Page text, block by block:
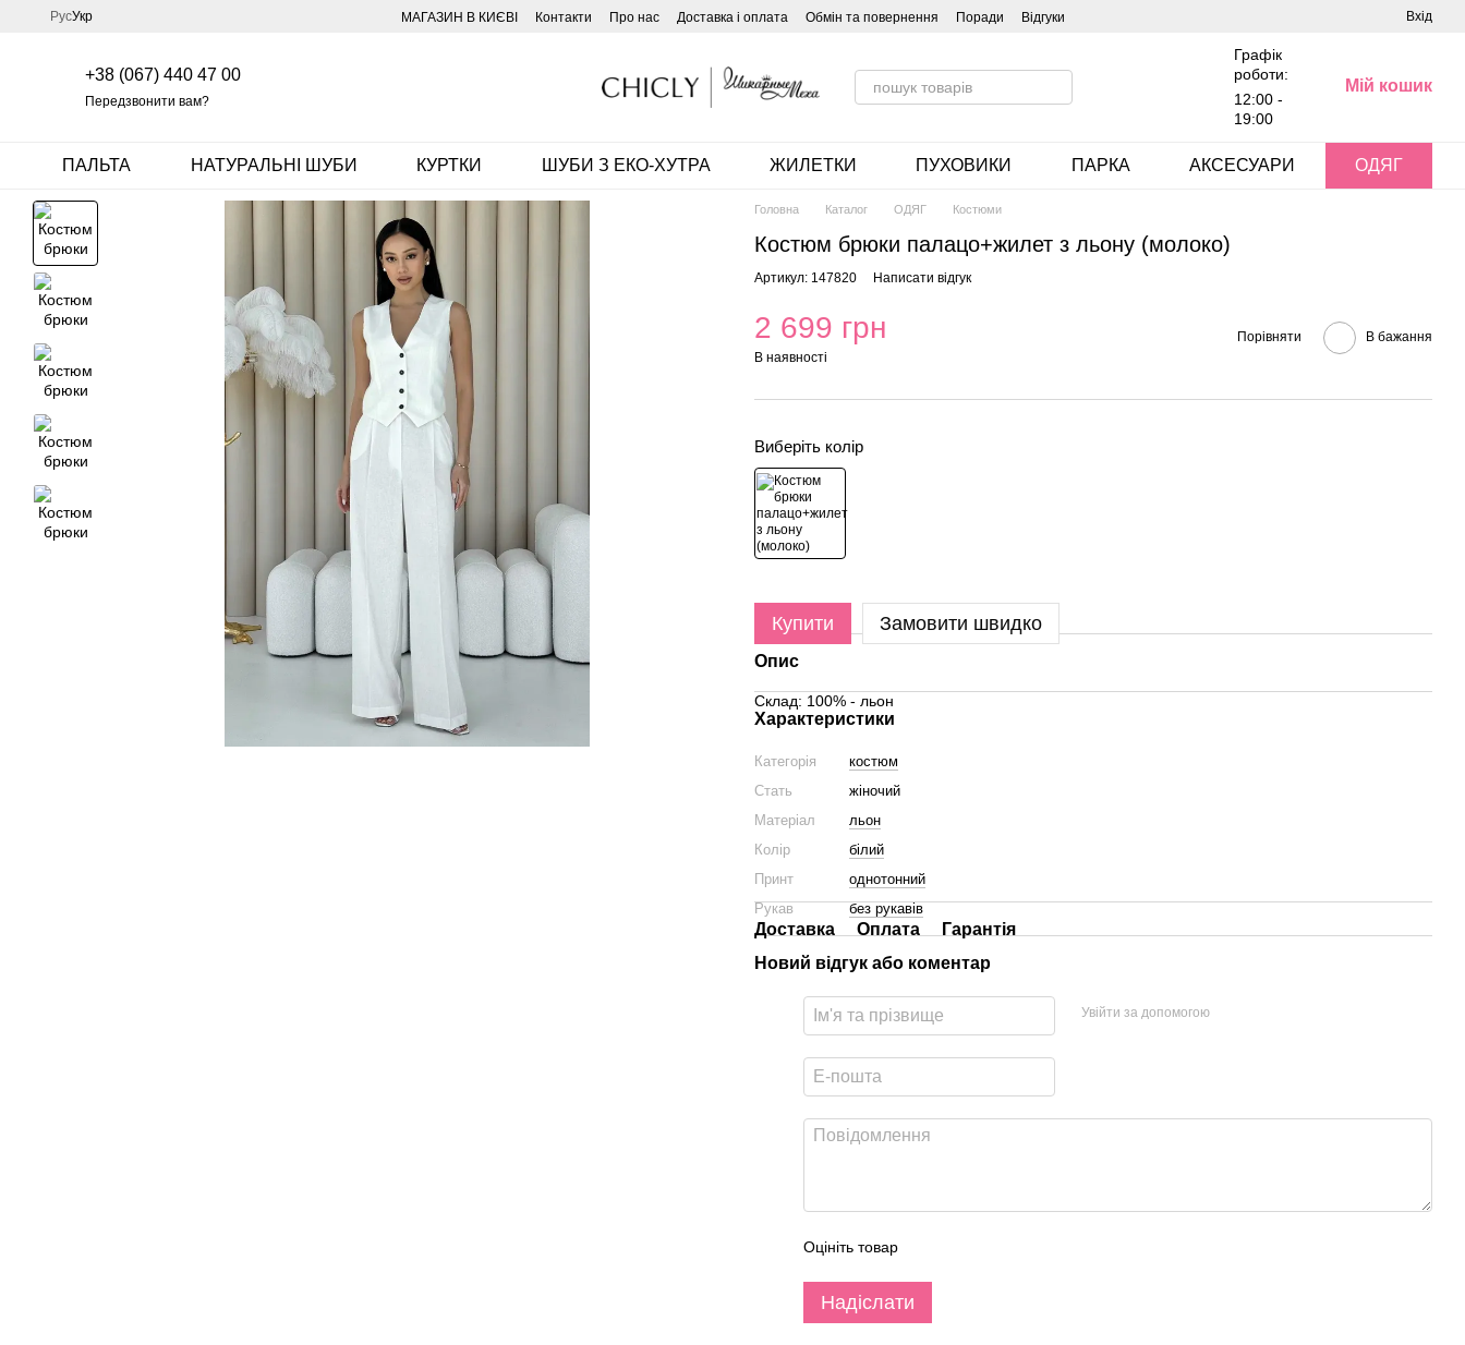
Перейти до основного контенту
РусУкр МАГАЗИН В КИЄВІ Контакти Про нас Доставка і оплата Обмін та повернення Поради Відгуки Вхід
+38 (067) 440 47 00
Передзвонити вам?
Графік
роботи:
12:00 -
19:00
Мій кошик
ПАЛЬТА НАТУРАЛЬНІ ШУБИ КУРТКИ ШУБИ З ЕКО-ХУТРА ЖИЛЕТКИ ПУХОВИКИ ПАРКА АКСЕСУАРИ ОДЯГ
Головна Каталог ОДЯГ Костюми
Костюм брюки палацо+жилет з льону (молоко)
Артикул: 147820 Написати відгук
2 699 грн
В наявності
Порівняти В бажання
Виберіть колір
Купити Замовити швидко
Опис
Склад: 100% - льон
Характеристики
Категорія
костюм
Стать
жіночий
Матеріал
льон
Колір
білий
Принт
однотонний
Рукав
без рукавів
Доставка Оплата
Гарантія
Новий відгук або коментар
Увійти за допомогою
Оцініть товар
Надіслати